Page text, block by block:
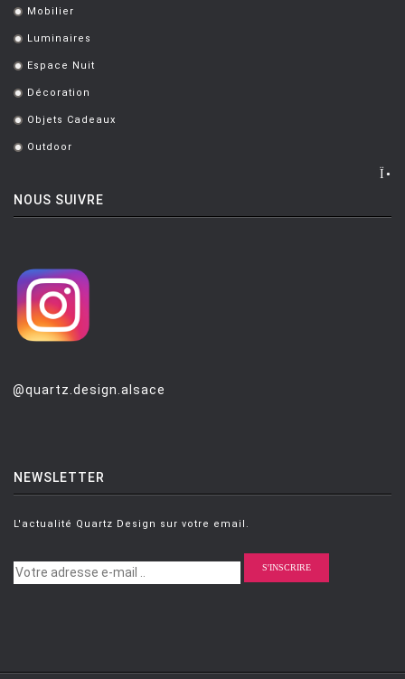
. Mobilier
. Luminaires
. Espace Nuit
. Décoration
. Objets Cadeaux
. Outdoor
NOUS SUIVRE
@quartz.design.alsace
NEWSLETTER
L'actualité Quartz Design sur votre email.
S'INSCRIRE